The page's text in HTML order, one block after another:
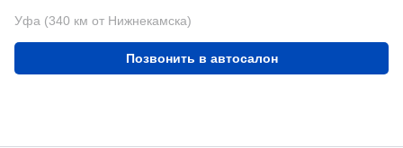
Уфа (340 км от Нижнекамска)
Позвонить в автосалон